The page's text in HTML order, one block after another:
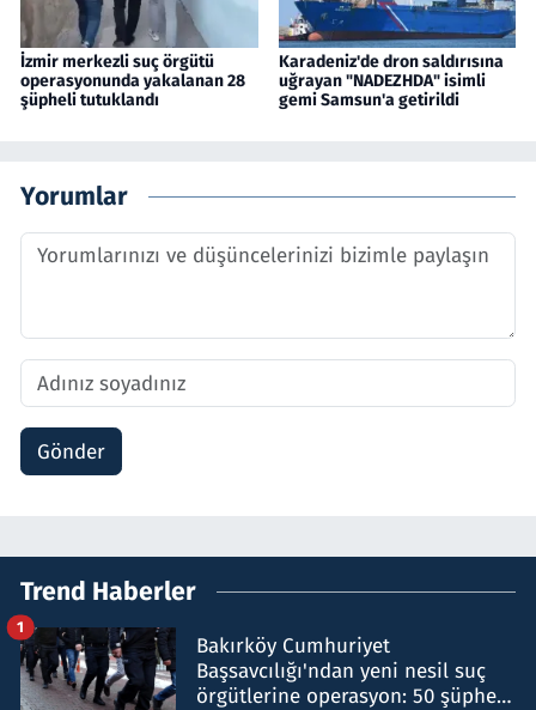
İzmir merkezli suç örgütü
operasyonunda yakalanan 28
şüpheli tutuklandı
Karadeniz'de dron saldırısına
uğrayan "NADEZHDA" isimli
gemi Samsun'a getirildi
Yorumlar
Gönder
Trend Haberler
Bakırköy Cumhuriyet
Başsavcılığı'ndan yeni nesil suç
örgütlerine operasyon: 50 şüpheli
1